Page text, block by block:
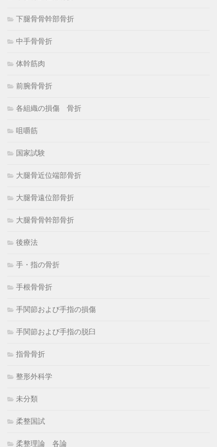
下腿骨骨幹部骨折
中手骨骨折
体幹筋肉
前腕骨骨折
各組織の損傷 骨折
咀嚼筋
国家試験
大腿骨近位端部骨折
大腿骨遠位部骨折
大腿骨骨幹部骨折
後療法
手・指の骨折
手根骨骨折
手関節および手指の損傷
手関節および手指の脱臼
指骨骨折
整形外科学
未分類
柔整国試
柔整理論 各論